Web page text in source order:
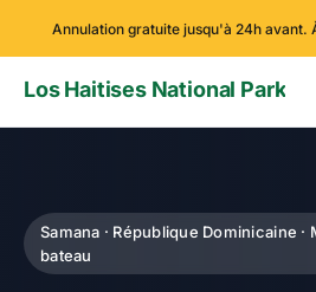
Annulation gratuite jusqu'à 24h avant.
Los Haitises National Park
Samana · République Dominicaine
bateau